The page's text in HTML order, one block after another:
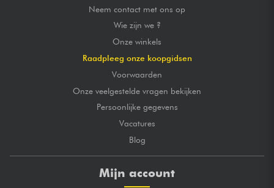
Neem contact met ons op
Wie zijn we ?
Onze winkels
Raadpleeg onze koopgidsen
Voorwaarden
Onze veelgestelde vragen bekijken
Persoonlijke gegevens
Vacatures
Blog
Mijn account